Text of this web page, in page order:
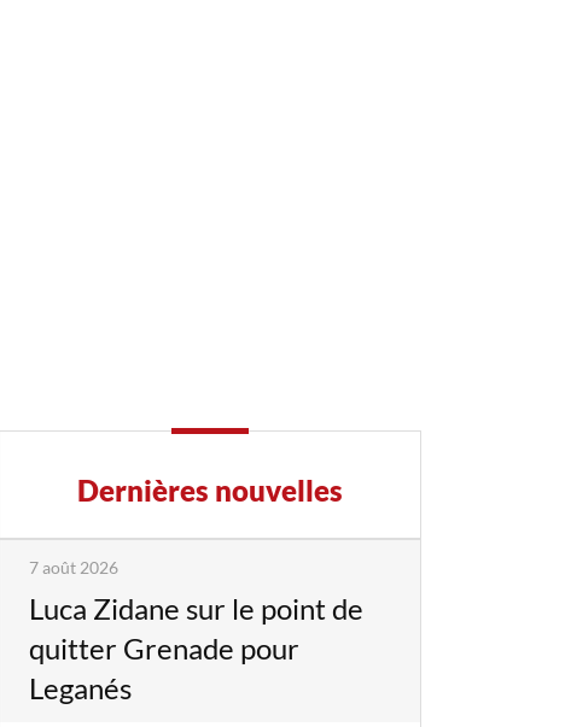
Dernières nouvelles
7 août 2026
Luca Zidane sur le point de
quitter Grenade pour
Leganés